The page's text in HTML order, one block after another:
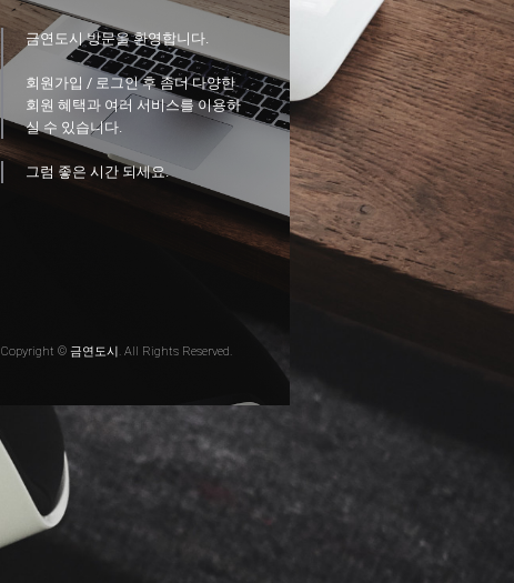
금연도시 방문을 환영합니다.
회원가입 / 로그인 후 좀더 다양한
회원 혜택과 여러 서비스를 이용하
실 수 있습니다.
그럼 좋은 시간 되세요.
Copyright © 금연도시. All Rights Reserved.